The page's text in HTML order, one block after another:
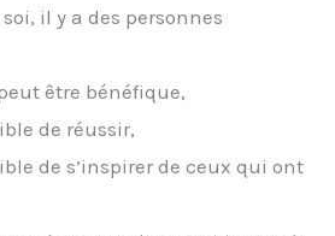
il y a des personnes
être bénéfique,
de réussir,
de s’inspirer de ceux qui ont